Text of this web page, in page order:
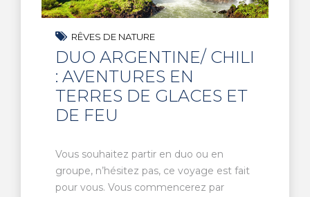
RÊVES DE NATURE
DUO ARGENTINE/ CHILI
: AVENTURES EN
TERRES DE GLACES ET
DE FEU
Vous souhaitez partir en duo ou en
groupe, n’hésitez pas, ce voyage est fait
pour vous. Vous commencerez par